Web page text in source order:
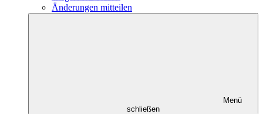
Änderungen mitteilen
Menü
schließen